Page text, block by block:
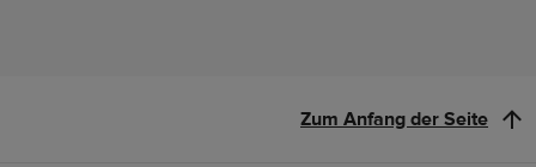
Zum Anfang der Seite